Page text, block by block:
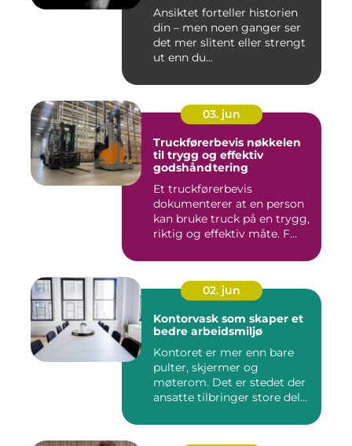
Ansiktet forteller historien
din – men noen ganger ser
det mer slitent eller strengt
ut enn du...
03. jun
Truckførerbevis nøkkelen
til trygg og effektiv
godshåndtering
Et truckførerbevis
dokumenterer at en person
kan bruke truck på en trygg,
riktig og effektiv måte. F...
02. jun
Kontorvask som skaper et
bedre arbeidsmiljø
Kontoret er mer enn bare
pulter, skjermer og
møterom. Det er stedet der
ansatte tilbringer store del...